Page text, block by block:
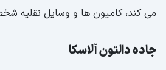
می کند، کامیون ها و وسایل نقلیه
جاده دالتون آلاسکا